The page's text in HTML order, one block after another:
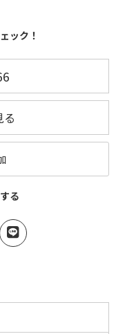
ック！
る
る